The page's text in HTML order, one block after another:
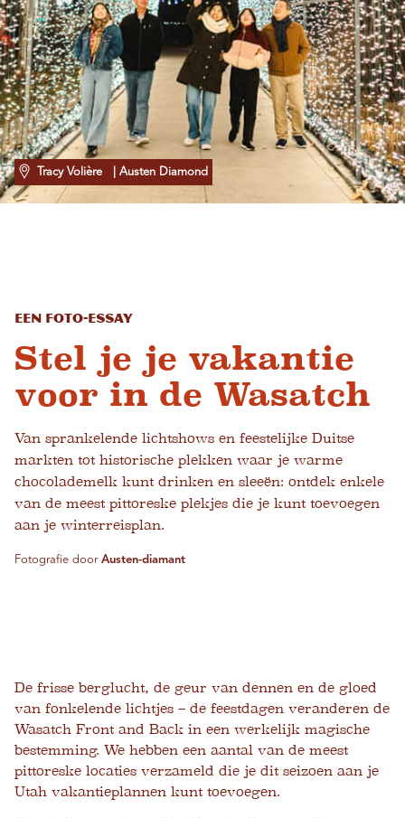
Tracy Volière | Austen Diamond
Een foto-essay
Stel je je vakantie
voor in de Wasatch
Van sprankelende lichtshows en feestelijke Duitse
markten tot historische plekken waar je warme
chocolademelk kunt drinken en sleeën: ontdek enkele
van de meest pittoreske plekjes die je kunt toevoegen
aan je winterreisplan.
Fotografie door Austen-diamant
De frisse berglucht, de geur van dennen en de gloed
van fonkelende lichtjes – de feestdagen veranderen de
Wasatch Front and Back in een werkelijk magische
bestemming. We hebben een aantal van de meest
pittoreske locaties verzameld die je dit seizoen aan je
Utah vakantieplannen kunt toevoegen.